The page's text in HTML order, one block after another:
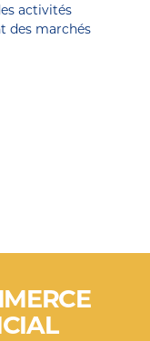
activités
des marchés